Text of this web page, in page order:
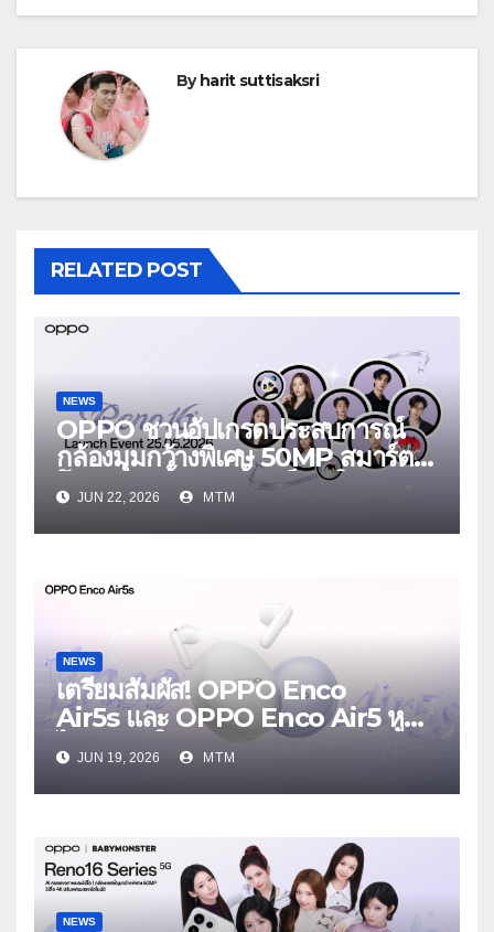
Byharit suttisaksri
RELATED POST
NEWS
OPPO ชวนอัปเกรดประสบการณ์
กล้องมุมกว้างพิเศษ 50MP สมาร์ต
โฟนเพื่อนซี้ เทรนดี้ทุกช็อต ใน
งาน OPPO Reno16 Series 5G
Launch Event 25 มิถุนายนนี้
JUN 22, 2026 MTM
NEWS
เตรียมสัมผัส! OPPO Enco
Air5s และ OPPO Enco Air5 หูฟัง
ไร้สายรุ่นใหม่ล่าสุด มาพร้อมระบบ
ตัดเสียงรบกวน เบาสบายเหมือนไม่ได้
ใส่
JUN 19, 2026 MTM
NEWS